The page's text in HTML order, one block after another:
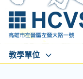
教學單位